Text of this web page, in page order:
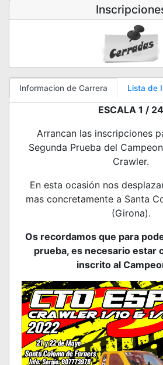
Informacion de Carrera Lista de
ESCALA 1 / 24
Arrancan las inscripciones
Segunda Prueba del
Crawler.
En esta ocasión nos
mas concretamente a Santa
(Girona).
Os recordamos que para
prueba, es necesario estar
inscrito al